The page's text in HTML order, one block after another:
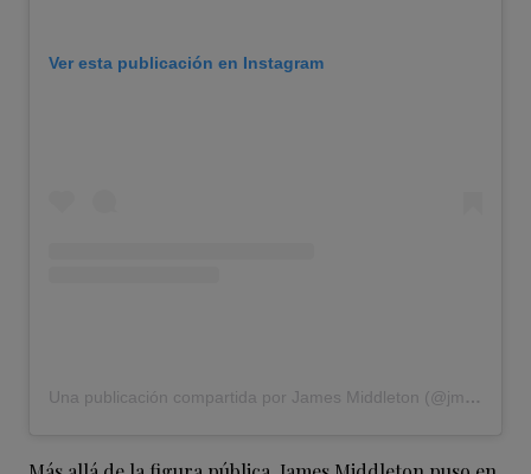
Ver esta publicación en Instagram
Una publicación compartida por James Middleton (@jmidy)